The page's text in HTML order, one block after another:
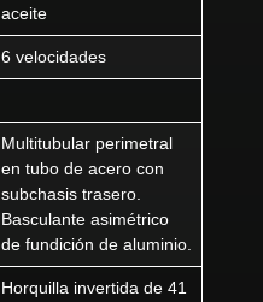
aceite
6 velocidades
Multitubular perimetral
en tubo de acero con
subchasis trasero.
Basculante asimétrico
de fundición de aluminio.
Horquilla invertida de 41